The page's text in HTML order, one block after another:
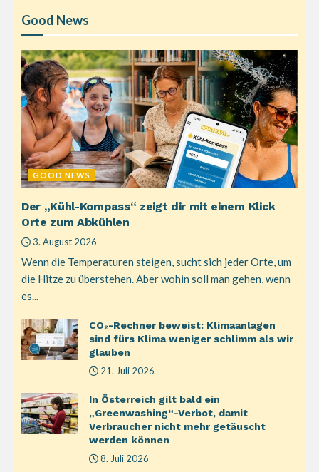
Good News
GOOD NEWS
Der „Kühl-Kompass“ zeigt dir mit einem Klick
Orte zum Abkühlen
3. August 2026
Wenn die Temperaturen steigen, sucht sich jeder Orte, um
die Hitze zu überstehen. Aber wohin soll man gehen, wenn
es...
CO₂-Rechner beweist: Klimaanlagen
sind fürs Klima weniger schlimm als wir
glauben
21. Juli 2026
In Österreich gilt bald ein
„Greenwashing“-Verbot, damit
Verbraucher nicht mehr getäuscht
werden können
8. Juli 2026